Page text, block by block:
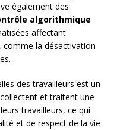
également des
algorithmique
affectant
la désactivation
des travailleurs est un
et traitent une
travailleurs, ce qui
et de respect de la vie